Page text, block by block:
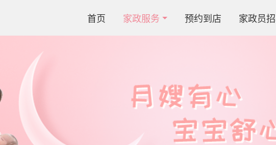
首页 家政服务 预约到店 家政员